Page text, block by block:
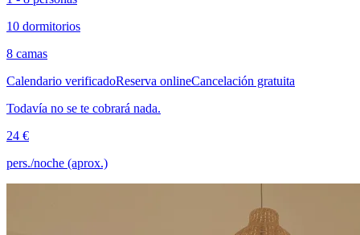
10 dormitorios
8 camas
Calendario verificadoReserva onlineCancelación gratuita
Todavía no se te cobrará nada.
24 €
pers./noche (aprox.)